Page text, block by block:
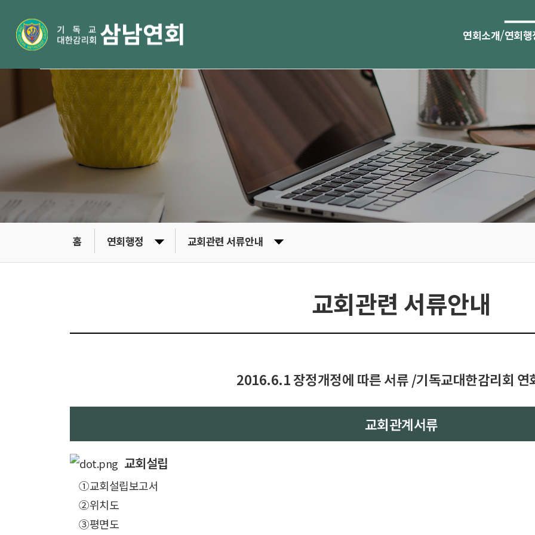
연회소개/연회행
홈 연회행정 교회관련 서류안내
교회관련 서류안내
2016.6.1 장정개정에 따른 서류 /기독교대한감리회 연
교회관계서류
교회설립
①교회설립보고서
②위치도
③평면도